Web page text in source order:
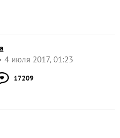
4 июля 2017, 01:23
17209